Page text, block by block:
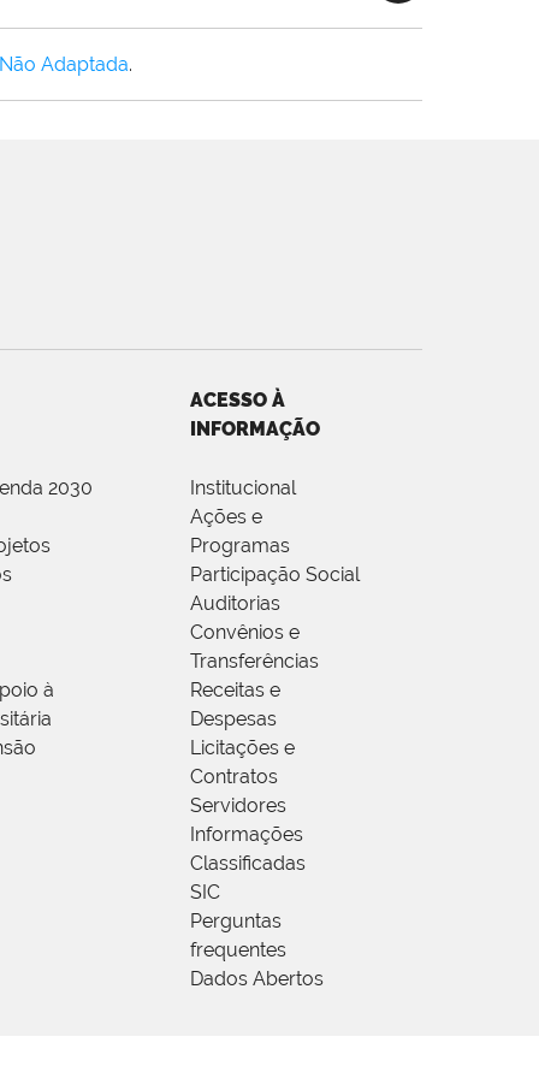
Adaptada.
2030
à
ACESSO À
INFORMAÇÃO
Institucional
Ações e
Programas
Participação Social
Auditorias
Convênios e
Transferências
Receitas e
Despesas
Licitações e
Contratos
Servidores
Informações
Classificadas
SIC
Perguntas
frequentes
Dados Abertos